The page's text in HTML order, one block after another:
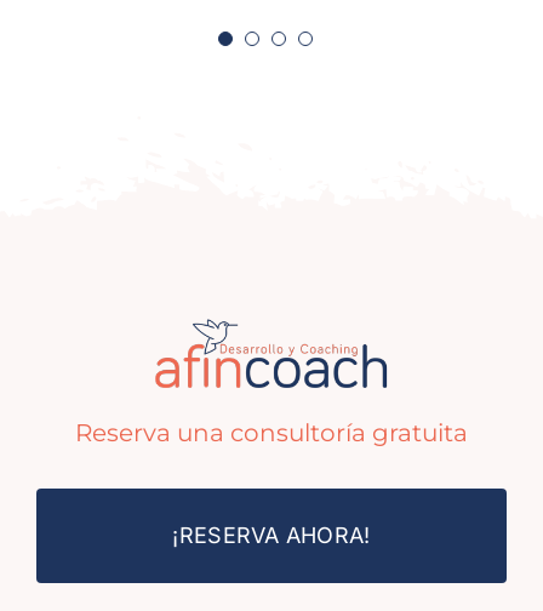
Reserva una consultoría gratuita
¡RESERVA AHORA!